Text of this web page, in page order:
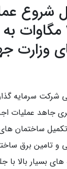
7 سال شروع
انتقال برق 4 مگاوات به
وزارت
شرکت سرمایه
جاهد عملیات
تکمیل ساختمان
و تامین برق
های بسیار بالا